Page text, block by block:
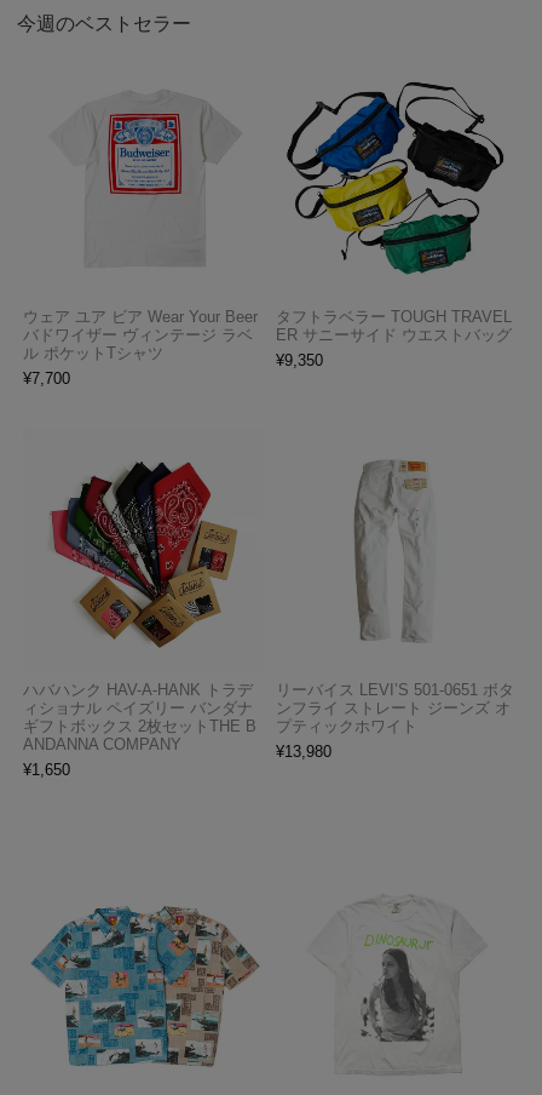
今週のベストセラー
ウェア ユア ビア Wear Your Beer
バドワイザー ヴィンテージ ラベ
ル ポケットTシャツ
¥7,700
タフトラベラー TOUGH TRAVEL
ER サニーサイド ウエストバッグ
¥9,350
ハバハンク HAV-A-HANK トラデ
ィショナル ペイズリー バンダナ
ギフトボックス 2枚セットTHE B
ANDANNA COMPANY
¥1,650
リーバイス LEVI’S 501-0651 ボタ
ンフライ ストレート ジーンズ オ
プティックホワイト
¥13,980